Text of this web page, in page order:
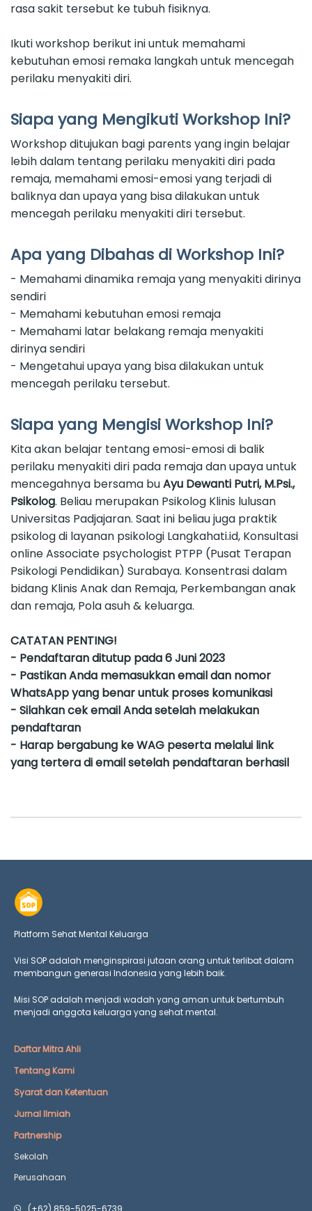
rasa sakit tersebut ke tubuh fisiknya.
Ikuti workshop berikut ini untuk memahami
kebutuhan emosi remaka langkah untuk mencegah
perilaku menyakiti diri.
Siapa yang Mengikuti Workshop Ini?
Workshop ditujukan bagi parents yang ingin belajar
lebih dalam tentang perilaku menyakiti diri pada
remaja, memahami emosi-emosi yang terjadi di
baliknya dan upaya yang bisa dilakukan untuk
mencegah perilaku menyakiti diri tersebut.
Apa yang Dibahas di Workshop Ini?
- Memahami dinamika remaja yang menyakiti dirinya
sendiri
- Memahami kebutuhan emosi remaja
- Memahami latar belakang remaja menyakiti
dirinya sendiri
- Mengetahui upaya yang bisa dilakukan untuk
mencegah perilaku tersebut.
Siapa yang Mengisi Workshop Ini?
Kita akan belajar tentang emosi-emosi di balik
perilaku menyakiti diri pada remaja dan upaya untuk
mencegahnya bersama buAyu Dewanti Putri, M.Psi.,
Psikolog. Beliau merupakan Psikolog Klinis lulusan
Universitas Padjajaran. Saat ini beliau juga praktik
psikolog di layanan psikologi Langkahati.id, Konsultasi
online Associate psychologist PTPP (Pusat Terapan
Psikologi Pendidikan) Surabaya. Konsentrasi dalam
bidang Klinis Anak dan Remaja, Perkembangan anak
dan remaja, Pola asuh & keluarga.
CATATAN PENTING!
- Pendaftaran ditutup pada 6 Juni 2023
- Pastikan Anda memasukkan email dan nomor
WhatsApp yang benar untuk proses komunikasi
- Silahkan cek email Anda setelah melakukan
pendaftaran
- Harap bergabung ke WAG peserta melalui link
yang tertera di email setelah pendaftaran berhasil
Platform Sehat Mental Keluarga
Visi SOP adalah menginspirasi jutaan orang untuk terlibat dalam
membangun generasi Indonesia yang lebih baik.
Misi SOP adalah menjadi wadah yang aman untuk bertumbuh
menjadi anggota keluarga yang sehat mental.
Daftar Mitra Ahli
Tentang Kami
Syarat dan Ketentuan
Jurnal Ilmiah
Partnership
Sekolah
Perusahaan
(+62) 859-5025-6739